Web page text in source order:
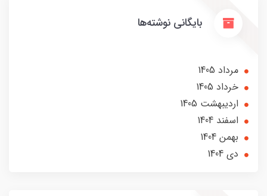
بایگانی نوشته‌ها
مرداد 1405
خرداد 1405
ارديبهشت 1405
اسفند 1404
بهمن 1404
دی 1404